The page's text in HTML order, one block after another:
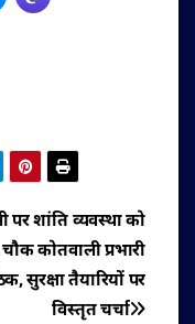
पर शांति व्यवस्था को
कोतवाली प्रभारी
सुरक्षा तैयारियों पर
विस्तृत चर्चा